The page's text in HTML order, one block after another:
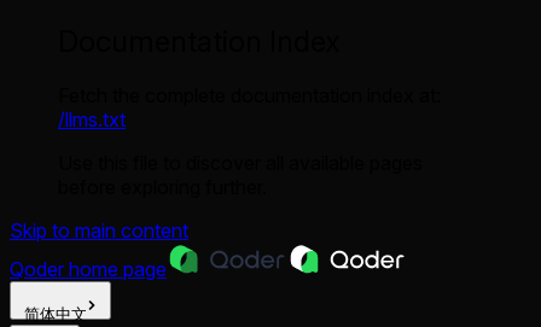
/llms.txt
Skip to main content
Qoder home page
简体中文